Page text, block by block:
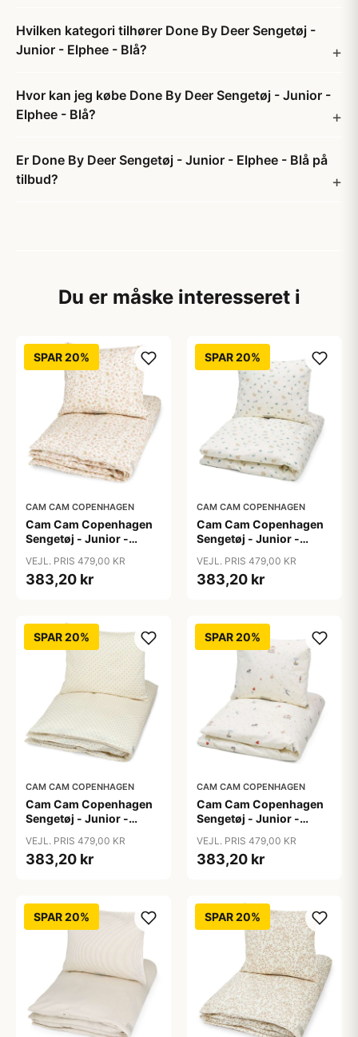
Hvilken kategori tilhører Done By Deer Sengetøj -
Junior - Elphee - Blå?
Hvor kan jeg købe Done By Deer Sengetøj - Junior -
Elphee - Blå?
Er Done By Deer Sengetøj - Junior - Elphee - Blå på
tilbud?
Du er måske interesseret i
SPAR 20%
CAM CAM COPENHAGEN
Cam Cam Copenhagen
Sengetøj - Junior -
VEJL. PRIS 479,00 KR
383,20 kr
SPAR 20%
CAM CAM COPENHAGEN
Cam Cam Copenhagen
Sengetøj - Junior -
VEJL. PRIS 479,00 KR
383,20 kr
SPAR 20%
CAM CAM COPENHAGEN
Cam Cam Copenhagen
Sengetøj - Junior -
VEJL. PRIS 479,00 KR
383,20 kr
SPAR 20%
CAM CAM COPENHAGEN
Cam Cam Copenhagen
Sengetøj - Junior -
VEJL. PRIS 479,00 KR
383,20 kr
SPAR 20% SPAR 20%